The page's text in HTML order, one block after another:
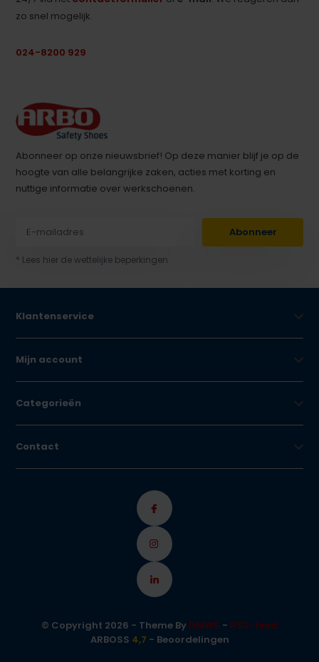
zo snel mogelijk.
024-8200 929
Abonneer op onze nieuwsbrief! Op deze manier blijf je op de
hoogte van alle belangrijke zaken, acties met korting en
nuttige informatie over werkschoenen.
Abonneer
* Lees hier de wettelijke beperkingen
Klantenservice
Mijn account
Categorieën
Contact
© Copyright 2026 - Theme By DMWS - RSS-feed
ARBOSS 4,7 - Beoordelingen